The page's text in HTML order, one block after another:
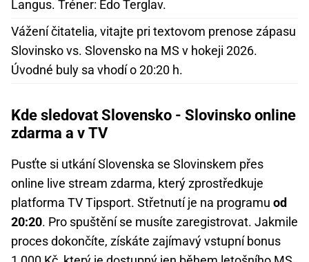
Langus. Tréner: Edo Terglav.
Vážení čitatelia, vitajte pri textovom prenose zápasu
Slovinsko vs. Slovensko na MS v hokeji 2026.
Úvodné buly sa vhodí o 20:20 h.
Kde sledovat Slovensko - Slovinsko online
zdarma a v TV
Pusťte si utkání Slovenska se Slovinskem přes
online live stream zdarma, který zprostředkuje
platforma TV Tipsport. Střetnutí je na programu od
20:20. Pro spuštění se musíte zaregistrovat. Jakmile
proces dokončíte, získáte zajímavý vstupní bonus